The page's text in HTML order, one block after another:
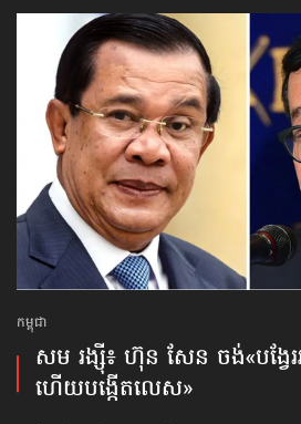
កម្ពុជា
សម រង្ស៊ី៖ ហ៊ុន សែន ចង់«បង្វែ
ហើយបង្កើតលេស»